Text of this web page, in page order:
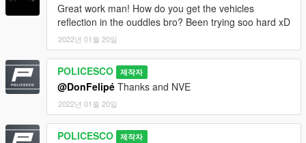
Great work man! How do you get the vehicles
reflection in the ouddles bro? Been trying soo hard xD
2022년 01월 20일
POLICESCO 제작자
@DonFelipé Thanks and NVE
2022년 01월 20일
POLICESCO 제작자